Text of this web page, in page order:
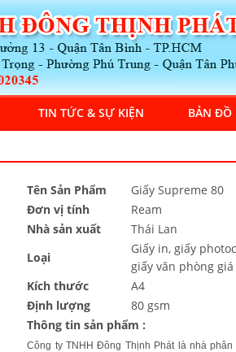
TIN TỨC & SỰ KIỆN BẢN ĐỒ
Tên Sản Phẩm
Giấy Supreme 80
Đơn vị tính
Ream
Nhà sản xuất
Thái Lan
Loại
Giấy in, giấy
giấy văn phòng
Kích thước
A4
Định lượng
80 gsm
Thông tin sản phẩm :
Công ty TNHH Đông Thịnh Phát là nhà